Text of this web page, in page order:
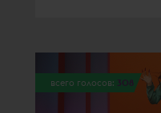
всего голосов: 308